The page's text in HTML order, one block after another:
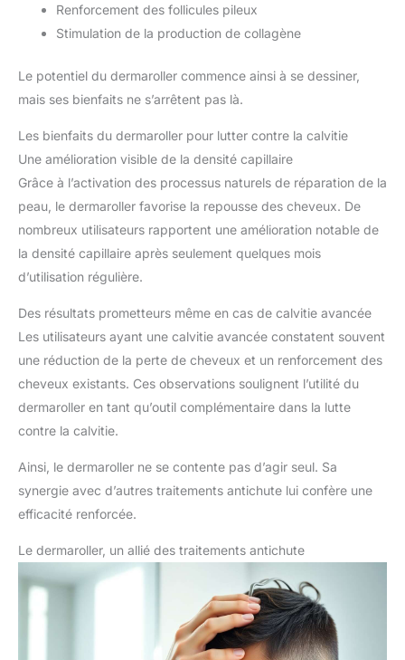
Renforcement des follicules pileux
Stimulation de la production de collagène
Le potentiel du dermaroller commence ainsi à se dessiner,
mais ses bienfaits ne s’arrêtent pas là.
Les bienfaits du dermaroller pour lutter contre la calvitie
Une amélioration visible de la densité capillaire
Grâce à l’activation des processus naturels de réparation de la
peau, le dermaroller favorise la repousse des cheveux. De
nombreux utilisateurs rapportent une amélioration notable de
la densité capillaire après seulement quelques mois
d’utilisation régulière.
Des résultats prometteurs même en cas de calvitie avancée
Les utilisateurs ayant une calvitie avancée constatent souvent
une réduction de la perte de cheveux et un renforcement des
cheveux existants. Ces observations soulignent l’utilité du
dermaroller en tant qu’outil complémentaire dans la lutte
contre la calvitie.
Ainsi, le dermaroller ne se contente pas d’agir seul. Sa
synergie avec d’autres traitements antichute lui confère une
efficacité renforcée.
Le dermaroller, un allié des traitements antichute